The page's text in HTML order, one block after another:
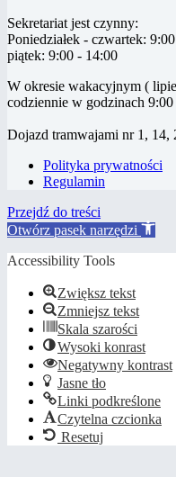
Sekretariat jest czynny:
Poniedziałek - czwartek:
piątek: 9:00 - 14:00
W okresie wakacyjnym (
codziennie w godzinach
Dojazd tramwajami nr 1, 14,
Polityka prywatności
Regulamin
Przejdź do treści
Otwórz pasek narzędzi
Accessibility Tools
Zwiększ tekst
Zmniejsz tekst
Skala szarości
Wysoki konrast
Negatywny kontrast
Jasne tło
Linki podkreślone
Czytelna czcionka
Resetuj